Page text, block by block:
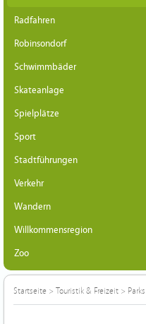
Radfahren
Robinsondorf
Schwimmbäder
Skateanlage
Spielplätze
Sport
Stadtführungen
Verkehr
Wandern
Willkommensregion
Zoo
Startseite > Touristik & Freizeit > Parks